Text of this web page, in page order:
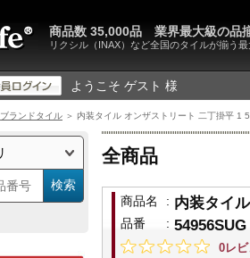
リクシル（INAX）など全国のタイルが揃う最
商品数 35,000品 業界最大級の品
ようこそ ゲスト 様
ブランドタイル ＞ 内装タイル オンザストリート 二丁掛平 1
全商品
商品名 : 内装タイ
品番 : 54956SUG
0レ